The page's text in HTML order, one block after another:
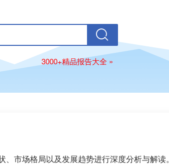
3000+精品报告大全 »
市场格局以及发展趋势进行深度分析与解读。